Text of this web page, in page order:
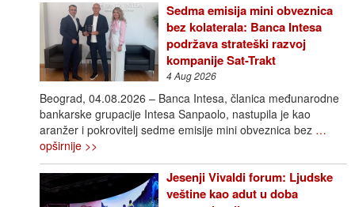
Sedma emisija mini obveznica
bez kolaterala: Banca Intesa
podržava strateški razvoj
kompanije Sat-Trakt
4 Aug 2026
Beograd, 04.08.2026 – Banca Intesa, članica međunarodne
bankarske grupacije Intesa Sanpaolo, nastupila je kao
aranžer i pokrovitelj sedme emisije mini obveznica bez …
opširnije >>
Jesenji Vivaldi forum: Ljudske
veštine kao adut u doba